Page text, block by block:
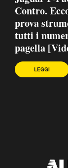
Contro.
prova
tutti i
pagella
LEGGI